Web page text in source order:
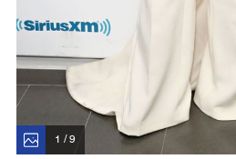
1 / 9